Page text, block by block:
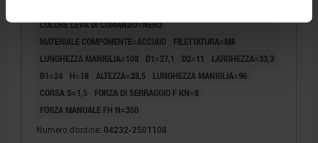
COLORE LEVA DI COMANDO=NERO
MATERIALE COMPONENTE=ACCIAIO
FILETTATURA=M8
LUNGHEZZA MANIGLIA=108
D1=27,1 D2=11
LARGHEZZA=33,3
B1=24
H=18 ALTEZZA=28,5
LUNGHEZZA MANIGLIA=96
CORSA S=1,5
FORZA DI SERRAGGIO F KN=8
FORZA MANUALE FH N=350
Numero d’ordine: 04232-2501108